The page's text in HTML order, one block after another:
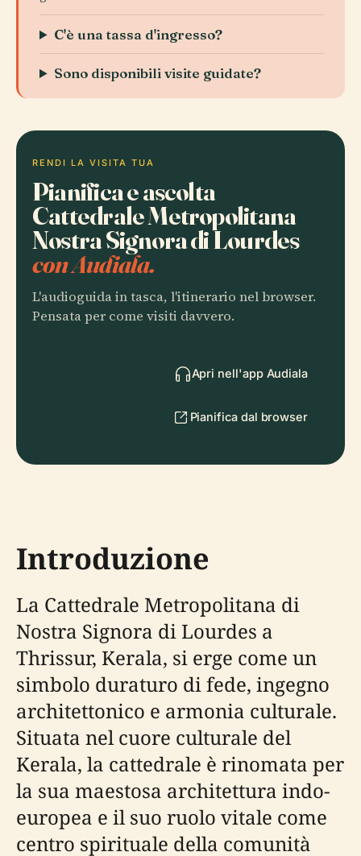
C'è una tassa d'ingresso?
Sono disponibili visite guidate?
RENDI LA VISITA TUA
Pianifica e ascolta
Cattedrale Metropolitana
Nostra Signora di Lourdes
con Audiala.
L'audioguida in tasca, l'itinerario nel browser.
Pensata per come visiti davvero.
Apri nell'app Audiala
Pianifica dal browser
Introduzione
La Cattedrale Metropolitana di
Nostra Signora di Lourdes a
Thrissur, Kerala, si erge come un
simbolo duraturo di fede, ingegno
architettonico e armonia culturale.
Situata nel cuore culturale del
Kerala, la cattedrale è rinomata per
la sua maestosa architettura indo-
europea e il suo ruolo vitale come
centro spirituale della comunità